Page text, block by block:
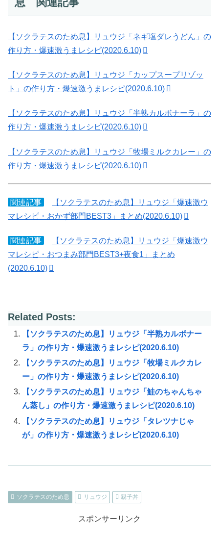
【ソクラテスのため息】リュウジ「ネギ塩ダレうどん」の
作り方・爆速激うまレシピ(2020.6.10)
【ソクラテスのため息】リュウジ「カップスープリゾッ
ト」の作り方・爆速激うまレシピ(2020.6.10)
【ソクラテスのため息】リュウジ「半熟カルボナーラ」の
作り方・爆速激うまレシピ(2020.6.10)
【ソクラテスのため息】リュウジ「牧場ミルクカレー」の
作り方・爆速激うまレシピ(2020.6.10)
関連記事
【ソクラテスのため息】リュウジ「爆速激ウ
マレシピ・おかず部門BEST3」まとめ(2020.6.10)
関連記事
【ソクラテスのため息】リュウジ「爆速激ウ
マレシピ・おつまみ部門BEST3+夜食1」まとめ
(2020.6.10)
Related Posts:
【ソクラテスのため息】リュウジ「半熟カルボナー
ラ」の作り方・爆速激うまレシピ(2020.6.10)
【ソクラテスのため息】リュウジ「牧場ミルクカレ
ー」の作り方・爆速激うまレシピ(2020.6.10)
【ソクラテスのため息】リュウジ「鮭のちゃんちゃ
ん蒸し」の作り方・爆速激うまレシピ(2020.6.10)
【ソクラテスのため息】リュウジ「タレツナじゃ
が」の作り方・爆速激うまレシピ(2020.6.10)
ソクラテスのため息 リュウジ 親子丼
スポンサーリンク